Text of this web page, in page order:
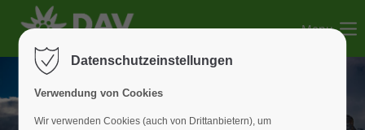
Der Eintrag "offcanvas-col2" existiert leider nicht.
Menu
Datenschutzeinstellungen
Verwendung von Cookies
Wir verwenden Cookies (auch von Drittanbietern), um